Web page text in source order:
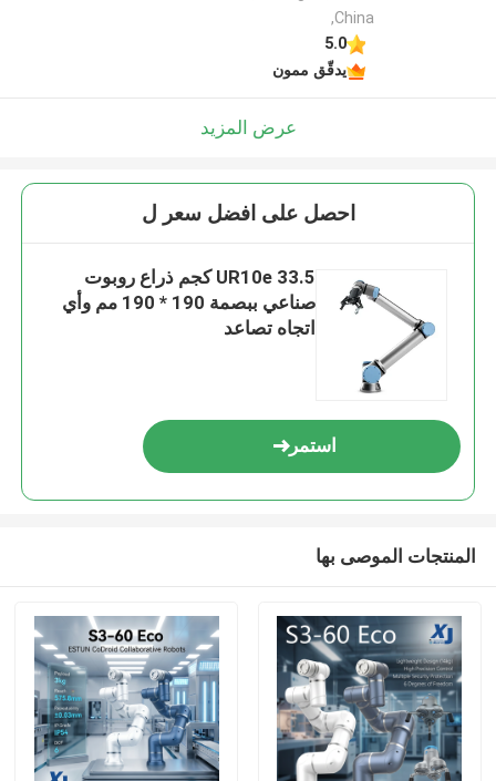
,China
5.0
يدقّق ممون
عرض المزيد
احصل على افضل سعر ل
UR10e 33.5 كجم ذراع روبوت
صناعي ببصمة 190 * 190 مم وأي
اتجاه تصاعد
استمر
المنتجات الموصى بها